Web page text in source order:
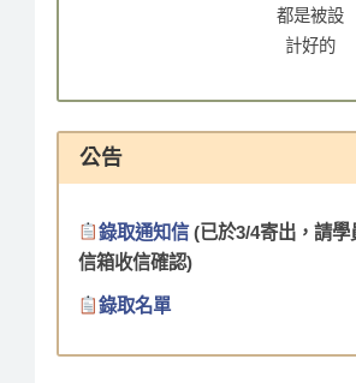
都是被設
計好的
公告
錄取通知信 (已於3/4寄出，請學
信箱收信確認)
錄取名單